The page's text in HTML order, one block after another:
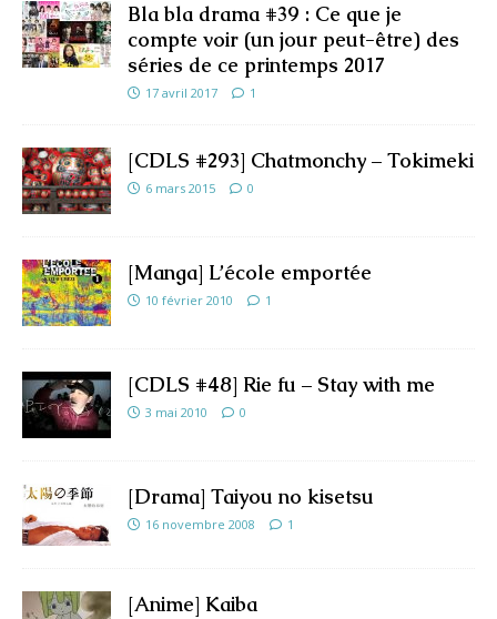
Bla bla drama #39 : Ce que je
compte voir (un jour peut-être) des
séries de ce printemps 2017
17 avril 2017 1
[CDLS #293] Chatmonchy – Tokimeki
6 mars 2015 0
[Manga] L’école emportée
10 février 2010 1
[CDLS #48] Rie fu – Stay with me
3 mai 2010 0
[Drama] Taiyou no kisetsu
16 novembre 2008 1
[Anime] Kaiba